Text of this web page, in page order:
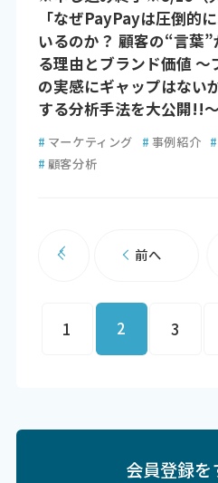
「なぜPayPayは圧倒的
いるのか？ 顧客の“言葉
る理由とブランド価値
の実感にギャップはない
する分析手法を大公開!!～
# マーケティング # 事例紹介 #
# 顧客分析
前へ
1 2 3
会員登録を